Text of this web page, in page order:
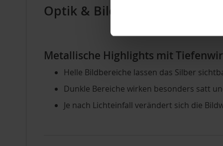
Optik & Bildwirkung auf
Metallische Highlights mit
Helle Bildbereiche lassen das Silber
Dunkle Bereiche wirken besonders satt
Je nach Lichteinfall verändert sich die